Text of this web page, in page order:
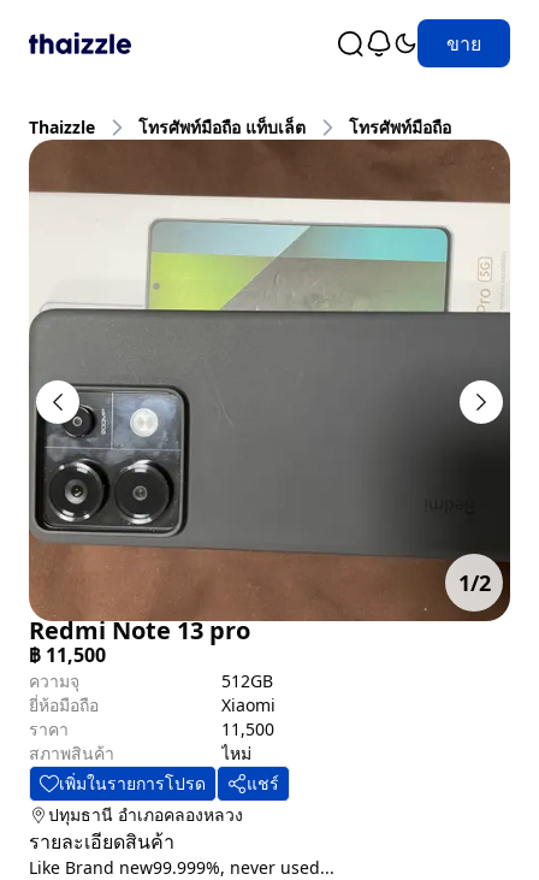
ขาย
Thaizzle โทรศัพท์มือถือ แท็บเล็ต โทรศัพท์มือถือ
1/2
Redmi Note 13 pro
฿ 11,500
ความจุ
512GB
ยี่ห้อมือถือ
Xiaomi
ราคา
11,500
สภาพสินค้า
ไหม่
เพิ่มในรายการโปรด
แชร์
ปทุมธานี อำเภอคลองหลวง
รายละเอียดสินค้า
Like Brand new99.999%, never used...